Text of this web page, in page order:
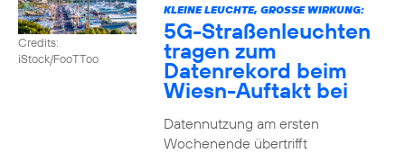
Credits:
iStock/FooTToo
KLEINE LEUCHTE, GROSSE WIRKUNG:
5G-Straßenleuchten
tragen zum
Datenrekord beim
Wiesn-Auftakt bei
Datennutzung am ersten
Wochenende übertrifft